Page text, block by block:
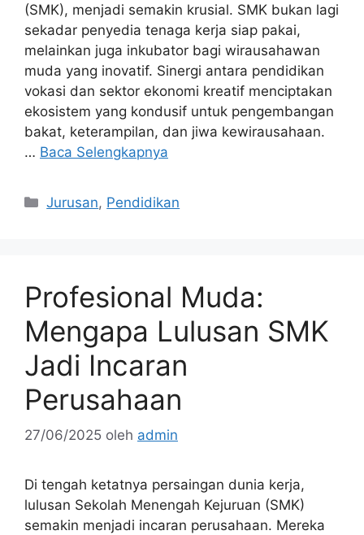
(SMK), menjadi semakin krusial. SMK bukan lagi
sekadar penyedia tenaga kerja siap pakai,
melainkan juga inkubator bagi wirausahawan
muda yang inovatif. Sinergi antara pendidikan
vokasi dan sektor ekonomi kreatif menciptakan
ekosistem yang kondusif untuk pengembangan
bakat, keterampilan, dan jiwa kewirausahaan.
… Baca Selengkapnya
Kategori
Jurusan, Pendidikan
Profesional Muda:
Mengapa Lulusan SMK
Jadi Incaran
Perusahaan
27/06/2025 oleh admin
Di tengah ketatnya persaingan dunia kerja,
lulusan Sekolah Menengah Kejuruan (SMK)
semakin menjadi incaran perusahaan. Mereka